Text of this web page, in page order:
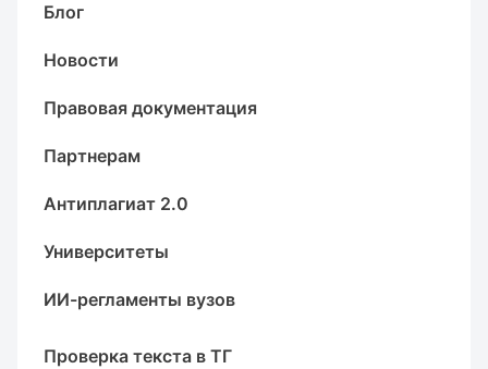
Блог
Новости
Правовая документация
Партнерам
Антиплагиат 2.0
Университеты
ИИ-регламенты вузов
Проверка текста в ТГ